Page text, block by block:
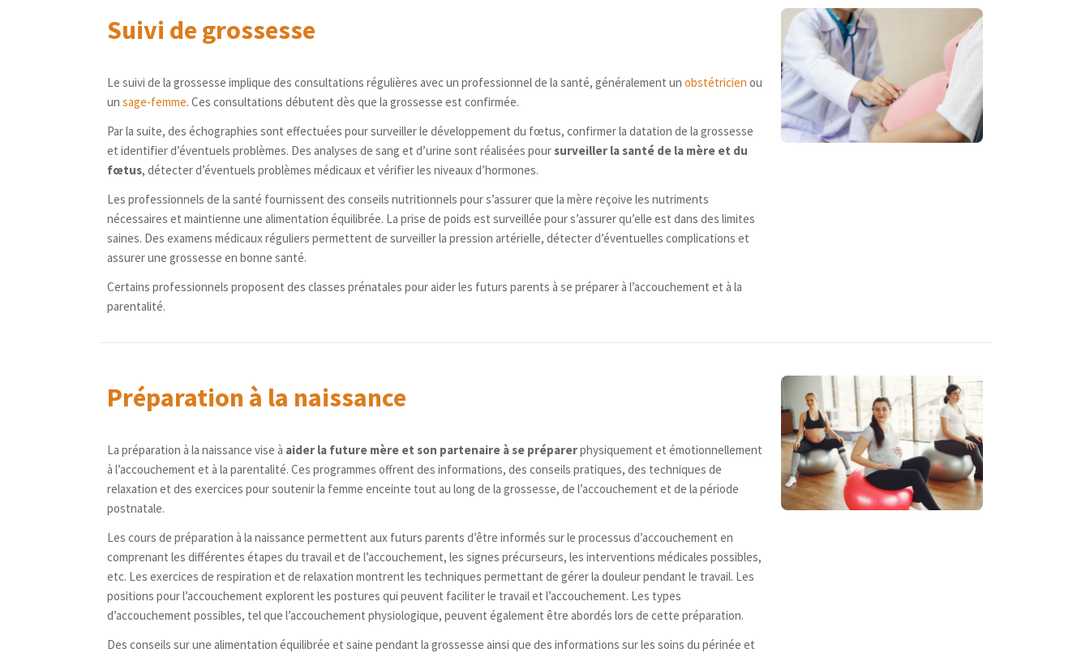
Collecte de l’échantillon d’urine
Utilisation du test: le test de grossesse urinaire se présente sous la forme d’une bandelette réactive ou d’un
dispositif de test avec une pointe absorbante. Cette pointe réactive doit être en contact avec l’urine ;
Résultats: après quelques minutes, le test indique s’il est positif (grossesse détectée) ou négatif (pas de
grossesse détectée).
Comment se déroule un test de grossesse sanguin ?
au niveau du bras ;
laboratoire, le taux d’hCG dans le sang est mesuré ;
Résultats: les résultats du test de grossesse sanguin sont généralement disponibles dans un délai de quelques
dans le sang est compatible avec une grossesse.
Suivi de grossesse
Le suivi de la grossesse implique des consultations régulières avec un professionnel de la santé, généralement un obstétricien ou
un sage-femme. Ces consultations débutent dès que la grossesse est confirmée.
Par la suite, des échographies sont effectuées pour surveiller le développement du fœtus, confirmer la datation de la grossesse
et identifier d’éventuels problèmes. Des analyses de sang et d’urine sont réalisées poursurveiller la santé de la mère et du
fœtus, détecter d’éventuels problèmes médicaux et vérifier les niveaux d’hormones.
Les professionnels de la santé fournissent des conseils nutritionnels pour s’assurer que la mère reçoive les nutriments
nécessaires et maintienne une alimentation équilibrée. La prise de poids est surveillée pour s’assurer qu’elle est dans des limites
saines. Des examens médicaux réguliers permettent de surveiller la pression artérielle, détecter d’éventuelles complications et
assurer une grossesse en bonne santé.
Certains professionnels proposent des classes prénatales pour aider les futurs parents à se préparer à l’accouchement et à la
parentalité.
Préparation à la naissance
La préparation à la naissance vise à aider la future mère et son partenaire à se préparerphysiquement et émotionnellement
à l’accouchement et à la parentalité. Ces programmes offrent des informations, des conseils pratiques, des techniques de
relaxation et des exercices pour soutenir la femme enceinte tout au long de la grossesse, de l’accouchement et de la période
postnatale.
Les cours de préparation à la naissance permettent aux futurs parents d’être informés sur le processus d’accouchement en
comprenant les différentes étapes du travail et de l’accouchement, les signes précurseurs, les interventions médicales possibles,
etc. Les exercices de respiration et de relaxation montrent les techniques permettant de gérer la douleur pendant le travail. Les
positions pour l’accouchement explorent les postures qui peuvent faciliter le travail et l’accouchement. Les types
d’accouchement possibles, tel que l’accouchement physiologique, peuvent également être abordés lors de cette préparation.
Des conseils sur une alimentation équilibrée et saine pendant la grossesse ainsi que des informations sur les soins du périnée et